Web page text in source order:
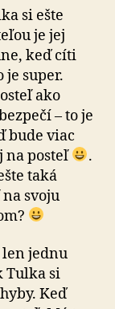
si ešte
je jej
keď cíti
je super.
ako
– to je
bude viac
na posteľ
.
taká
svoju
len jednu
Tulka si
Keď